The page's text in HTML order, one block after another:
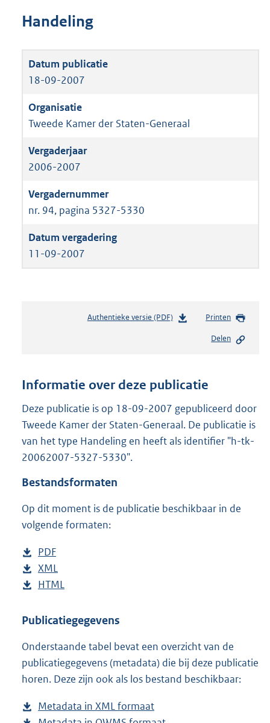
Handeling
18-09-2007
Tweede Kamer der Staten-Generaal
2006-2007
nr. 94, pagina 5327-5330
11-09-2007
Authentieke versie (PDF)b
n
s
r
o
:
Printen
Delen
Informatie over deze publicatie
Deze publicatie is op 18-09-2007 gepubliceerd door
Tweede Kamer der Staten-Generaal. De publicatie is
van het type Handeling en heeft als identifier "h-tk-
20062007-5327-5330".
Bestandsformaten
Op dit moment is de publicatie beschikbaar in de
volgende formaten:
D
o
w
l
a
d
p
b
PDF
e
s
a
d
s
g
o
D
o
n
o
a
d
u
XML
e
t
n
d
s
r
D
w
l
o
a
p
HTML
s
a
n
d
g
Publicatiegegevens
Onderstaande tabel bevat een overzicht van de
publicatiegegevens (metadata) die bij deze publicatie
horen. Deze zijn ook als los bestand beschikbaar:
Metadata in XML formaat